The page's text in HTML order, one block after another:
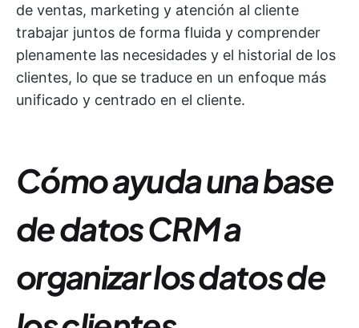
de ventas, marketing y atención al cliente
trabajar juntos de forma fluida y comprender
plenamente las necesidades y el historial de los
clientes, lo que se traduce en un enfoque más
unificado y centrado en el cliente.
Cómo ayuda una base
de datos CRM a
organizar los datos de